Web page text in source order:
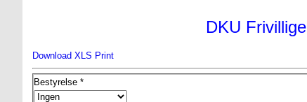
DKU Frivillige
Download XLS Print
Bestyrelse *